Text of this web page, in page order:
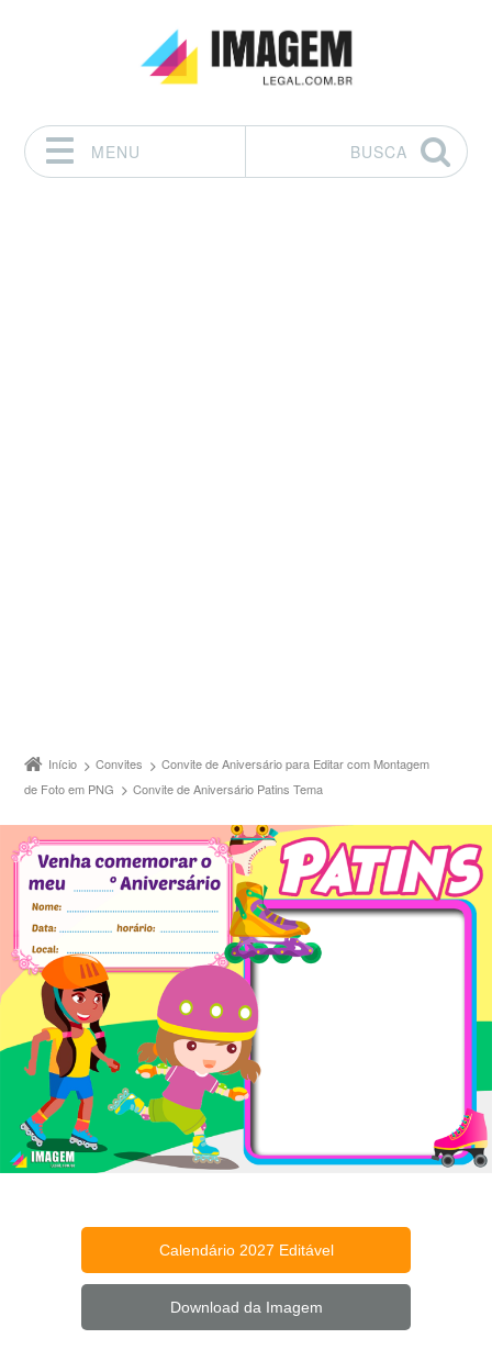
MENU
BUSCA
Início Convites
Convite de Aniversário para Editar com Montagem
de Foto em PNG
Convite de Aniversário Patins Tema
Calendário 2027 Editável
Download da Imagem